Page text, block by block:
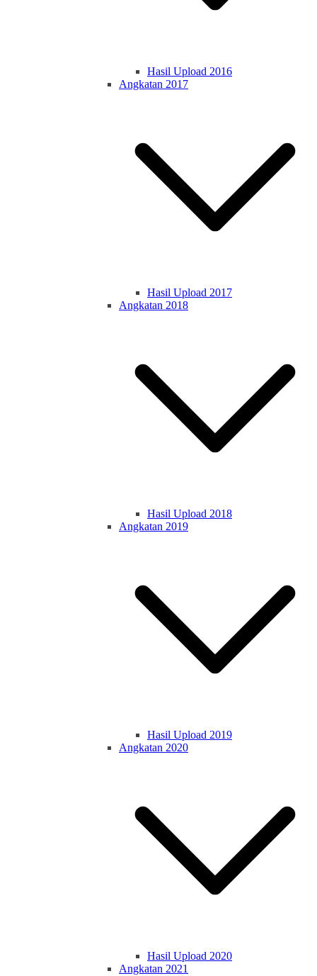
Hasil Upload 2016
Angkatan 2017
Hasil Upload 2017
Angkatan 2018
Hasil Upload 2018
Angkatan 2019
Hasil Upload 2019
Angkatan 2020
Hasil Upload 2020
Angkatan 2021